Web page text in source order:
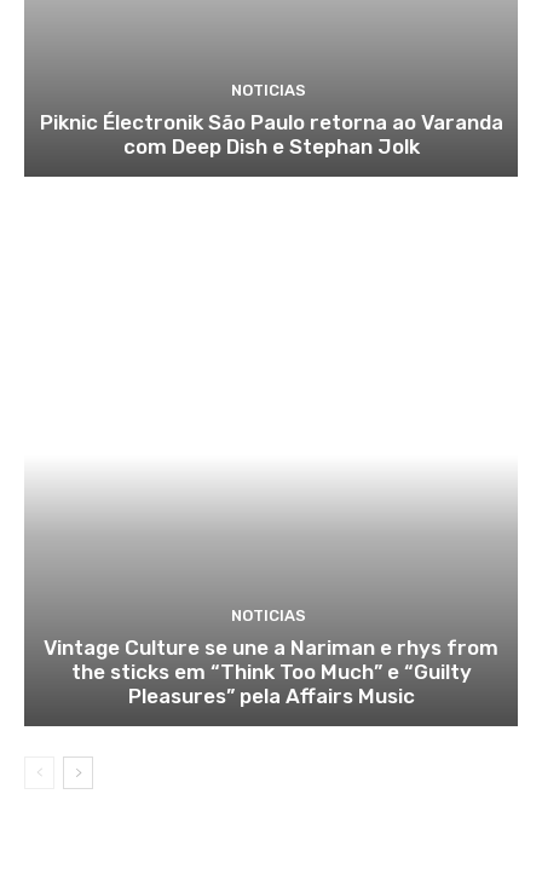
NOTICIAS
Piknic Électronik São Paulo retorna ao Varanda
com Deep Dish e Stephan Jolk
NOTICIAS
Vintage Culture se une a Nariman e rhys from
the sticks em “Think Too Much” e “Guilty
Pleasures” pela Affairs Music